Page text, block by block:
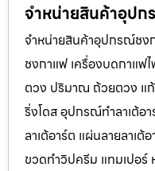
จำหน่ายสินค้าอุป
จำหน่ายสินค้าอุปกรณ์ชงก
ชงกาแฟ เครื่องบดกาแ
ตวง ปริมาณ ถ้วยตวง แ
ริ่งโดส อุปกรณ์ทำลาเต้อ
ลาเต้อาร์ต แผ่นลายลาเต้
ขวดทำวิปครีม แทมเปอร์